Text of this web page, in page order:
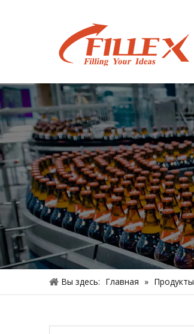
Вы здесь: Главная » Продукты